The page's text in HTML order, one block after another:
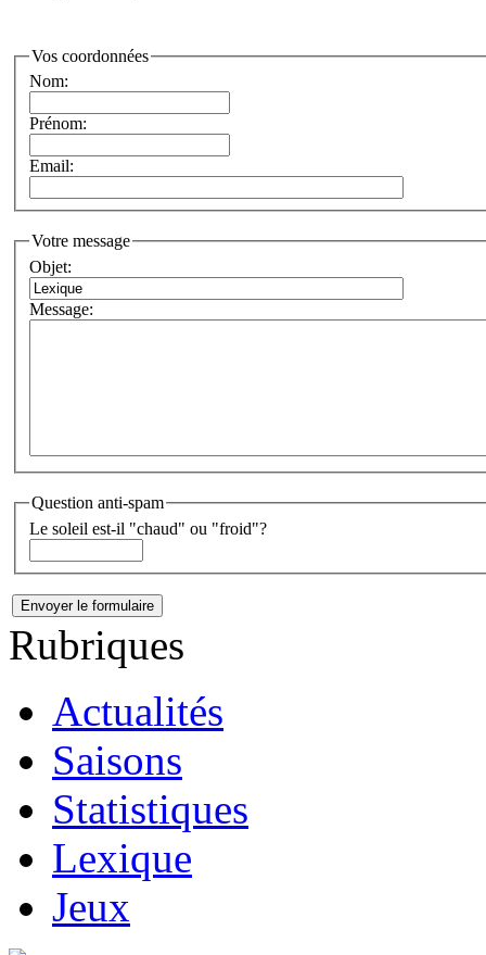
Vos coordonnées
Nom:
Prénom:
Email:
Votre message
Objet:
Message:
Question anti-spam
Le soleil est-il "chaud" ou "froid"?
Rubriques
Actualités
Saisons
Statistiques
Lexique
Jeux